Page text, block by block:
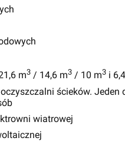
m3 / 14,6 m3 / 10 m3 i
ścieków. Jeden
wiatrowej